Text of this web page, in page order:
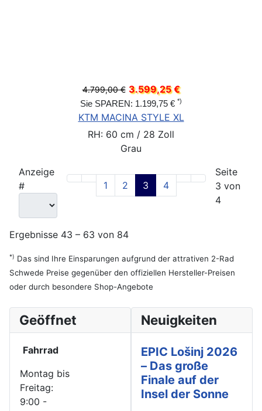
4.799,00 € 3.599,25 €
Sie SPAREN: 1.199,75 € *)
KTM MACINA STYLE XL
RH: 60 cm / 28 Zoll
Grau
Anzeige
#
1 2 3 4
Seite
3 von
4
Ergebnisse 43 – 63 von 84
*) Das sind Ihre Einsparungen aufgrund der attrativen 2-Rad
Schwede Preise gegenüber den offiziellen Hersteller-Preisen
oder durch besondere Shop-Angebote
Geöffnet
Fahrrad
Montag bis
Freitag:
9:00 -
Neuigkeiten
EPIC Lošinj 2026
– Das große
Finale auf der
Insel der Sonne